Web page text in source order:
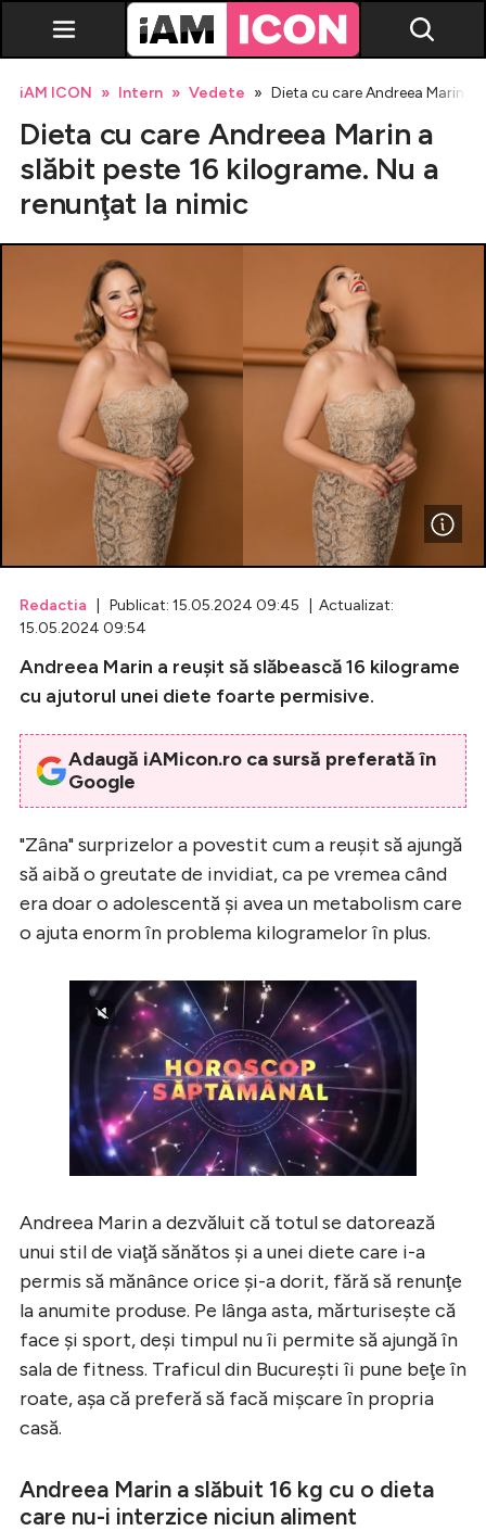
Breaking news
Evenimente
Emisiuni TV
Horoscop
Lifestyle
Celebrități
Intră în cont
Creează cont
iAM ICON Intern Vedete Dieta cu care Andreea Marin a
Dieta cu care Andreea Marin a
slăbit peste 16 kilograme. Nu a
renunţat la nimic
Redactia | Publicat: 15.05.2024 09:45 | Actualizat:
15.05.2024 09:54
Andreea Marin a reuşit să slăbească 16 kilograme
cu ajutorul unei diete foarte permisive.
Adaugă iAMicon.ro ca sursă preferată în
Google
"Zâna" surprizelor a povestit cum a reuşit să ajungă
să aibă o greutate de invidiat, ca pe vremea când
era doar o adolescentă şi avea un metabolism care
o ajuta enorm în problema kilogramelor în plus.
Andreea Marin a dezvăluit că totul se datorează
unui stil de viaţă sănătos şi a unei diete care i-a
permis să mănânce orice şi-a dorit, fără să renunţe
la anumite produse. Pe lânga asta, mărturiseşte că
face şi sport, deşi timpul nu îi permite să ajungă în
sala de fitness. Traficul din Bucureşti îi pune beţe în
roate, aşa că preferă să facă mişcare în propria
casă.
Andreea Marin a slăbuit 16 kg cu o dieta
care nu-i interzice niciun aliment